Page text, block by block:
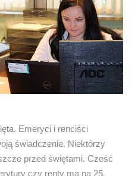
Emeryci i renciści
świadczenie. Niektórzy
przed świętami. Cześć
czy renty ma na 25.